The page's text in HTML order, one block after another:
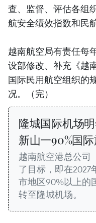
查、监督、评估各组
航安全绩效指数和民
越南航空局有责任每
设部修改、补充《越
国际民用航空组织的
况。（完）
隆城国际机场
新山一90%国
越南航空港总公司
了目标，即在2027
市地区90%以上的
转至隆城机场。